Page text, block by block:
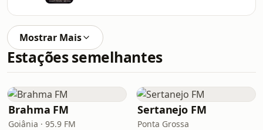
Mostrar Mais
Estações semelhantes
Brahma FM
Goiânia · 95.9 FM
Sertanejo FM
Ponta Grossa